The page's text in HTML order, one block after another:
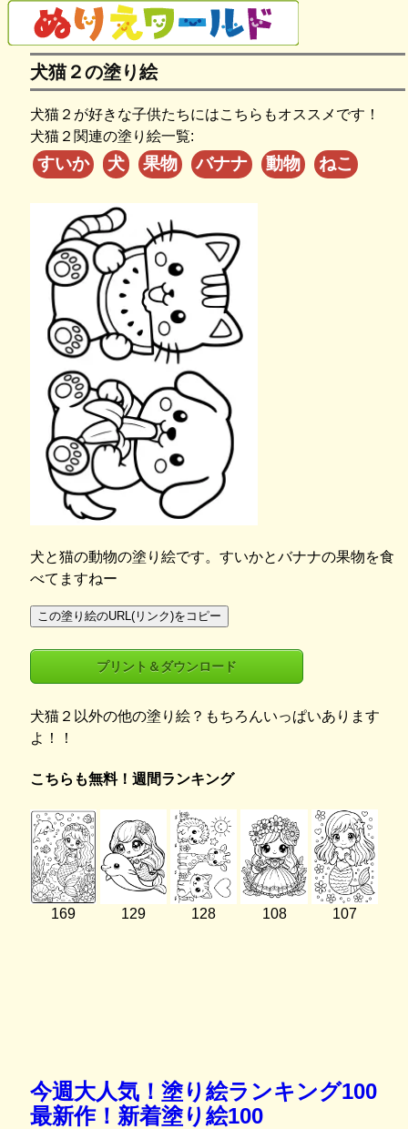
犬猫２の塗り絵
犬猫２が好きな子供たちにはこちらもオススメです！
犬猫２関連の塗り絵一覧:
すいか 犬 果物 バナナ 動物 ねこ
犬と猫の動物の塗り絵です。すいかとバナナの果物を食
べてますねー
この塗り絵のURL(リンク)をコピー
プリント＆ダウンロード
犬猫２以外の他の塗り絵？もちろんいっぱいあります
よ！！
こちらも無料！週間ランキング
169 129 128 108 107
今週大人気！塗り絵ランキング100
最新作！新着塗り絵100